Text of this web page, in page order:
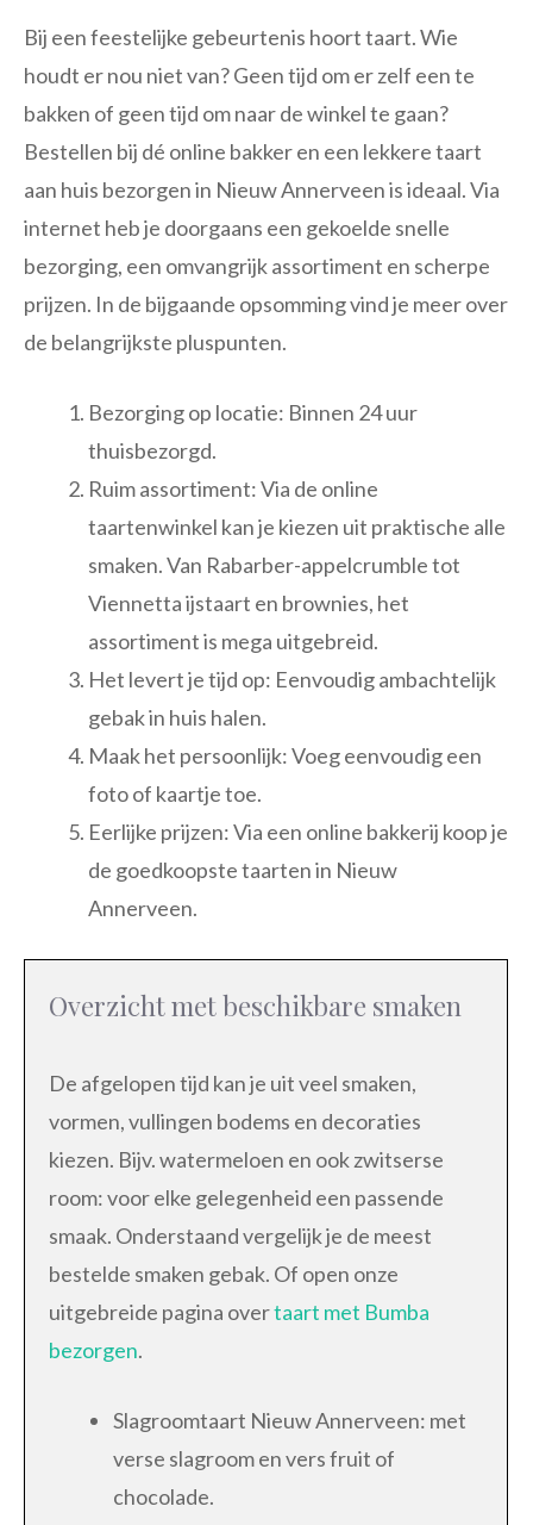
Bij een feestelijke gebeurtenis hoort taart. Wie
houdt er nou niet van? Geen tijd om er zelf een te
bakken of geen tijd om naar de winkel te gaan?
Bestellen bij dé online bakker en een lekkere taart
aan huis bezorgen in Nieuw Annerveen is ideaal. Via
internet heb je doorgaans een gekoelde snelle
bezorging, een omvangrijk assortiment en scherpe
prijzen. In de bijgaande opsomming vind je meer over
de belangrijkste pluspunten.
Bezorging op locatie: Binnen 24 uur
thuisbezorgd.
Ruim assortiment: Via de online
taartenwinkel kan je kiezen uit praktische alle
smaken. Van Rabarber-appelcrumble tot
Viennetta ijstaart en brownies, het
assortiment is mega uitgebreid.
Het levert je tijd op: Eenvoudig ambachtelijk
gebak in huis halen.
Maak het persoonlijk: Voeg eenvoudig een
foto of kaartje toe.
Eerlijke prijzen: Via een online bakkerij koop je
de goedkoopste taarten in Nieuw
Annerveen.
Overzicht met beschikbare smaken
De afgelopen tijd kan je uit veel smaken,
vormen, vullingen bodems en decoraties
kiezen. Bijv. watermeloen en ook zwitserse
room: voor elke gelegenheid een passende
smaak. Onderstaand vergelijk je de meest
bestelde smaken gebak. Of open onze
uitgebreide pagina overtaart met Bumba
bezorgen.
Slagroomtaart Nieuw Annerveen: met
verse slagroom en vers fruit of
chocolade.